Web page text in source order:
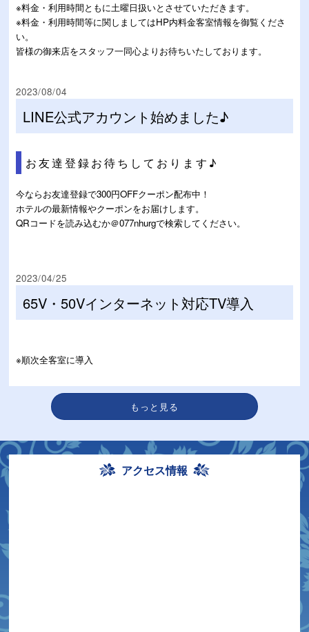
※料金・利用時間ともに土曜日扱いとさせていただきます。
※料金・利用時間等に関しましてはHP内料金客室情報を御覧くださ
い。
皆様の御来店をスタッフ一同心よりお待ちいたしております。
2023/08/04
LINE公式アカウント始めました♪
お友達登録お待ちしております♪
今ならお友達登録で300円OFFクーポン配布中！
ホテルの最新情報やクーポンをお届けします。
QRコードを読み込むか＠077nhurgで検索してください。
2023/04/25
65V・50Vインターネット対応TV導入
※順次全客室に導入
もっと見る
アクセス情報